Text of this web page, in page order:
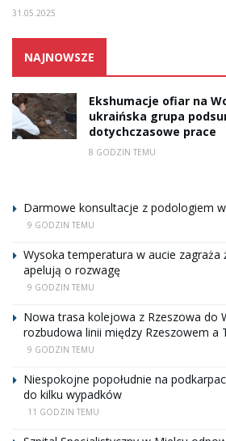
31.05.2025
NAJNOWSZE
Ekshumacje ofiar na
ukraińska grupa
dotychczasowe prace
8 GODZIN TEMU
Darmowe konsultacje z podologiem
9 GODZIN TEMU
Wysoka temperatura w aucie zagraża
apelują o rozwagę
9 GODZIN TEMU
Nowa trasa kolejowa z Rzeszowa do
rozbudowa linii między Rzeszowem a
9 GODZIN TEMU
Niespokojne popołudnie na
do kilku wypadków
11 GODZIN TEMU